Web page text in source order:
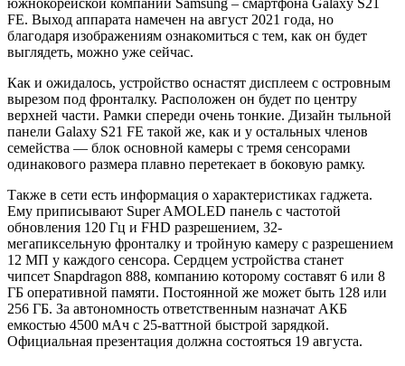
FE. Выход аппарата намечен на август 2021 года, но
благодаря изображениям ознакомиться с тем, как он будет
выглядеть, можно уже сейчас.
Как и ожидалось, устройство оснастят дисплеем с островным
вырезом под фронталку. Расположен он будет по центру
верхней части. Рамки спереди очень тонкие. Дизайн тыльной
панели Galaxy S21 FE такой же, как и у остальных членов
семейства — блок основной камеры с тремя сенсорами
одинакового размера плавно перетекает в боковую рамку.
Также в сети есть информация о характеристиках гаджета.
Ему приписывают Super AMOLED панель с частотой
обновления 120 Гц и FHD разрешением, 32-
мегапиксельную фронталку и тройную камеру с разрешением
12 МП у каждого сенсора. Сердцем устройства станет
чипсет Snapdragon 888, компанию которому составят 6 или 8
ГБ оперативной памяти. Постоянной же может быть 128 или
256 ГБ. За автономность ответственным назначат АКБ
емкостью 4500 мАч с 25-ваттной быстрой зарядкой.
Официальная презентация должна состояться 19 августа.